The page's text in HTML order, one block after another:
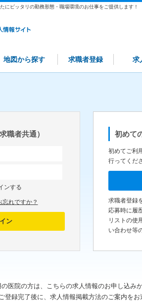
ピッタリの勤務形態・職場環境のお仕事をご提供します！
地図から探す 求職者登録 求
職者共通）
ンする
れですか？
初めて
初めてご利
行ってくだ
求職者登録
応募時に履
リストの使
い合わせ等
医院の方は、こちらの求人情報のお申し込み
登録完了後に、求人情報掲載方法のご案内をお